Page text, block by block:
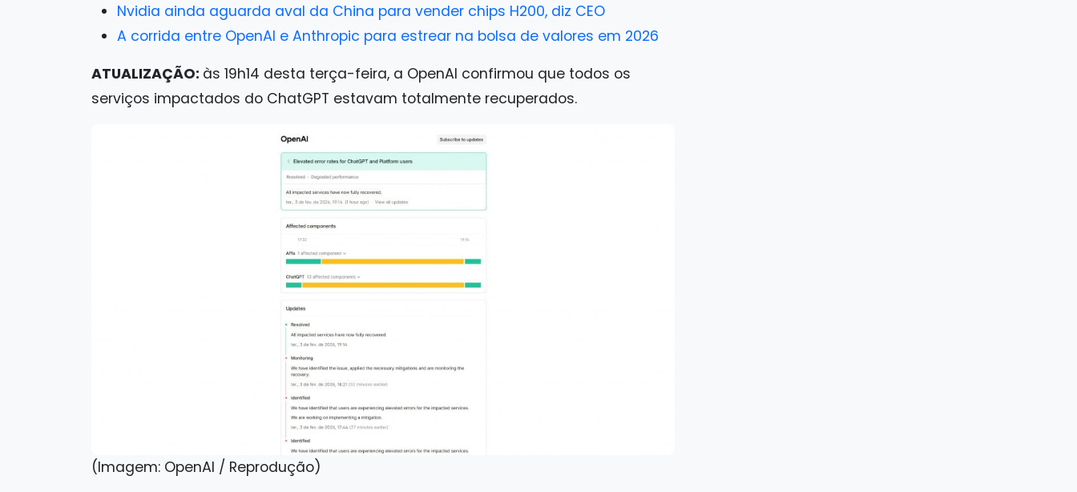
Nvidia ainda aguarda aval da China para vender chips H200, diz CEO
A corrida entre OpenAI e Anthropic para estrear na bolsa de valores em 2026
ATUALIZAÇÃO: às 19h14 desta terça-feira, a OpenAI confirmou que todos os
serviços impactados do ChatGPT estavam totalmente recuperados.
(Imagem: OpenAI / Reprodução)